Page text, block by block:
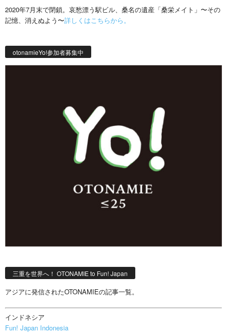
2020年7月末で閉鎖。哀愁漂う駅ビル、桑名の遺産「桑栄メイト」〜その
記憶、消えぬよう〜詳しくはこちらから。
otonamieYo!参加者募集中
三重を世界へ！ OTONAMIE to Fun! Japan
アジアに発信されたOTONAMIEの記事一覧。
インドネシア
Fun! Japan Indonesia